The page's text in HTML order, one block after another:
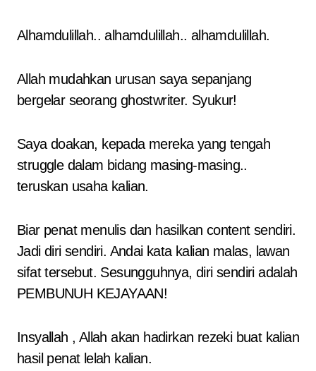
Alhamdulillah.. alhamdulillah.. alhamdulillah.
Allah mudahkan urusan saya sepanjang
bergelar seorang ghostwriter. Syukur!
Saya doakan, kepada mereka yang tengah
struggle dalam bidang masing-masing..
teruskan usaha kalian.
Biar penat menulis dan hasilkan content sendiri.
Jadi diri sendiri. Andai kata kalian malas, lawan
sifat tersebut. Sesungguhnya, diri sendiri adalah
PEMBUNUH KEJAYAAN!
Insyallah , Allah akan hadirkan rezeki buat kalian
hasil penat lelah kalian.